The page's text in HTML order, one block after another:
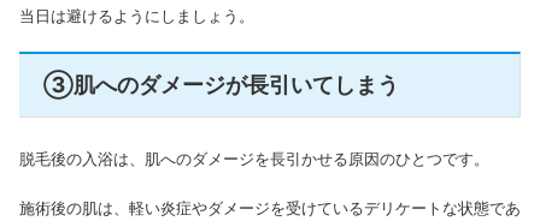
当日は避けるようにしましょう。
③肌へのダメージが長引いてしまう
脱毛後の入浴は、肌へのダメージを長引かせる原因のひとつです。
施術後の肌は、軽い炎症やダメージを受けているデリケートな状態であ